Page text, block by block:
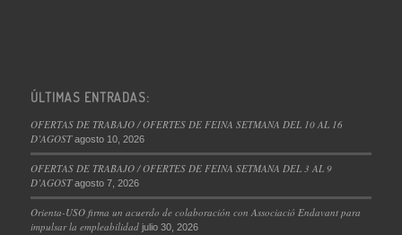
ÚLTIMAS ENTRADAS:
OFERTAS DE TRABAJO / OFERTES DE FEINA SETMANA DEL 10 AL 16
D’AGOST agosto 10, 2026
OFERTAS DE TRABAJO / OFERTES DE FEINA SETMANA DEL 3 AL 9
D’AGOST agosto 7, 2026
Orienta-USO firma un acuerdo de colaboración con Associació Endavant para
impulsar la empleabilidad julio 30, 2026